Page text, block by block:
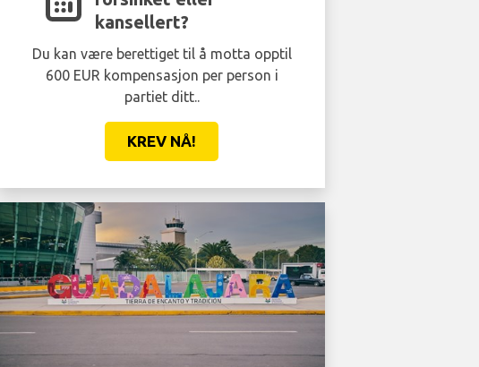
kansellert?
Du kan være berettiget til å motta opptil
600 EUR kompensasjon per person i
partiet ditt..
KREV NÅ!